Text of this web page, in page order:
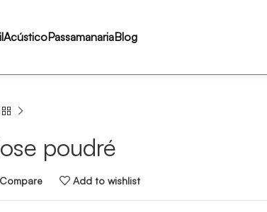
AcústicoPassamanariaBlog
poudré
Compare Add to wishlist